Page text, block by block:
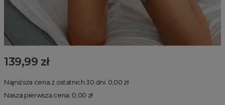
139,99 zł
Najniższa cena z ostatnich 30 dni: 0,00 zł
Nasza pierwsza cena: 0,00 zł